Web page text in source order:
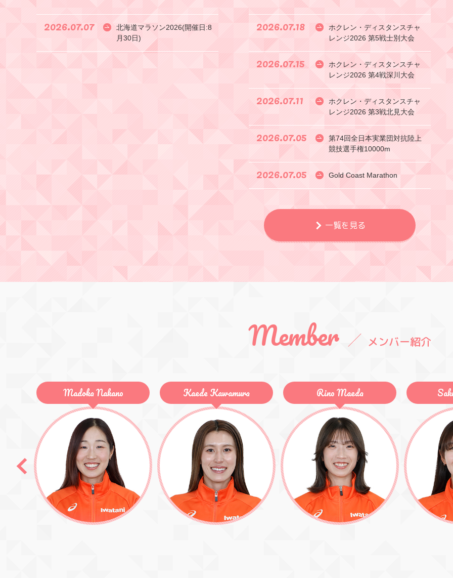
2026.07.07
北海道マラソン2026(開催日:8
月30日)
2026.07.18
ホクレン・ディスタンスチャ
レンジ2026 第5戦士別大会
2026.07.15
ホクレン・ディスタンスチャ
レンジ2026 第4戦深川大会
2026.07.11
ホクレン・ディスタンスチャ
レンジ2026 第3戦北見大会
2026.07.05
第74回全日本実業団対抗陸上
競技選手権10000m
2026.07.05 Gold Coast Marathon
一覧を見る
Member メンバー紹介
Kaede Kawamura Rino Maeda Sakura Nishio